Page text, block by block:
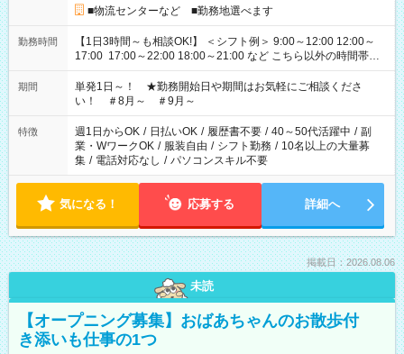
■物流センターなど ■勤務地選べます
勤務時間
【1日3時間～も相談OK!】 ＜シフト例＞ 9:00～12:00 12:00～
17:00 17:00～22:00 18:00～21:00 など こちら以外の時間帯も
お気軽にご相談ください！
期間
単発1日～！ ★勤務開始日や期間はお気軽にご相談くださ
い！ ＃8月～ ＃9月～
特徴 週1日からOK / 日払いOK / 履歴書不要 / 40～50代活躍中 / 副
業・WワークOK / 服装自由 / シフト勤務 / 10名以上の大量募
集 / 電話対応なし / パソコンスキル不要
気になる！ 応募する 詳細へ
掲載日：2026.08.06
未読
【オープニング募集】おばあちゃんのお散歩付
き添いも仕事の1つ